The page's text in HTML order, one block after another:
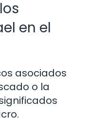
en el
asociados
o la